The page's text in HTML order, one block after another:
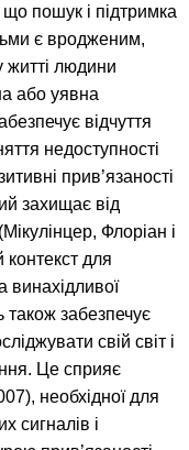
пошук і підтримка
є вродженим,
людини
або уявна
відчуття
недоступності
прив’язаності
захищає від
Флоріан і
для
винахідливої
також забезпечує
свій світ і
Це сприяє
необхідної для
сигналів і